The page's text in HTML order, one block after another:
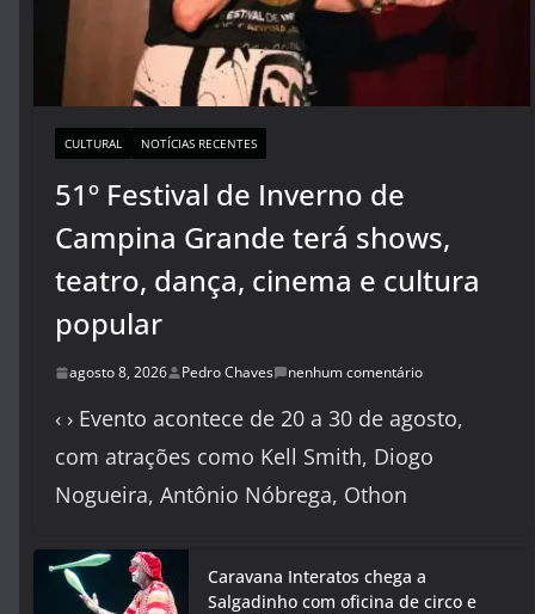
CULTURAL NOTÍCIAS RECENTES
51º Festival de Inverno de
Campina Grande terá shows,
teatro, dança, cinema e cultura
popular
agosto 8, 2026 Pedro Chaves nenhum comentário
‹ › Evento acontece de 20 a 30 de agosto,
com atrações como Kell Smith, Diogo
Nogueira, Antônio Nóbrega, Othon
Caravana Interatos chega a
Salgadinho com oficina de circo e